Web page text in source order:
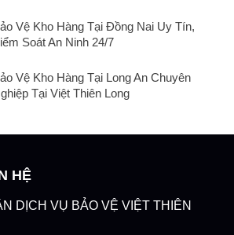
Vệ Kho Hàng Tại Đồng Nai Uy Tín,
Soát An Ninh 24/7
Vệ Kho Hàng Tại Long An Chuyên
Tại Việt Thiên Long
HỆ
DỊCH VỤ BẢO VỆ VIỆT THIÊN